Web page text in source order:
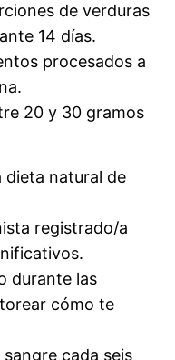
de verduras
14 días.
procesados a
20 y 30 gramos
dieta natural de
registrado/a
durante las
cómo te
cada seis